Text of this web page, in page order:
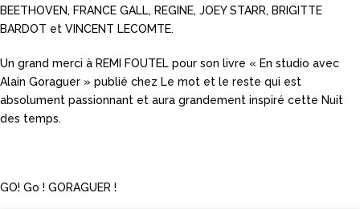
BEETHOVEN, FRANCE GALL, REGINE, JOEY STARR, BRIGITTE
BARDOT et VINCENT LECOMTE.
Un grand merci à REMI FOUTEL pour son livre « En studio avec
Alain Goraguer » publié chez Le mot et le reste qui est
absolument passionnant et aura grandement inspiré cette Nuit
des temps.
GO! Go ! GORAGUER !